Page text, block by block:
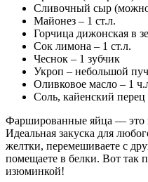
Сливочный сыр
Майонез – 1 ст.л.
Горчица дижонская в
Сок лимона – 1 ст.л.
Чеснок – 1 зубчик
Укроп – небольшой
Оливковое масло – 1
Соль, кайенский
Фаршированные яйца — это
Идеальная закуска для
желтки, перемешиваете с
помещаете в белки. Вот так
изюминкой!